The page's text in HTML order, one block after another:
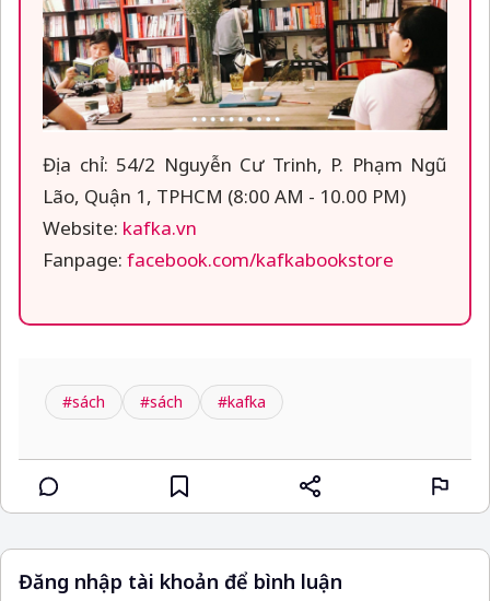
Địa chỉ: 54/2 Nguyễn Cư Trinh, P. Phạm Ngũ
Lão, Quận 1, TPHCM (8:00 AM - 10.00 PM)
Website: kafka.vn
Fanpage: facebook.com/kafkabookstore
#sách #sách #kafka
Đăng nhập tài khoản để bình luận